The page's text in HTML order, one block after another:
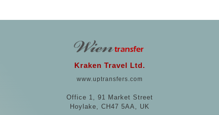
Kraken Travel Ltd.
www.uptransfers.com
Office 1, 91 Market Street
Hoylake, CH47 5AA, UK